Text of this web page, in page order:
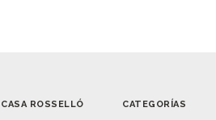
CASA ROSSELLÓ CATEGORÍAS